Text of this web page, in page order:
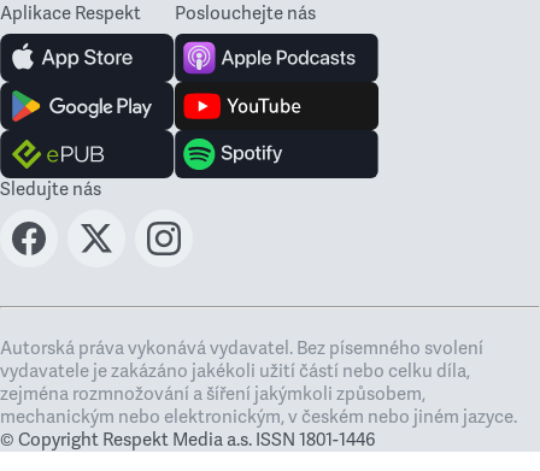
Aplikace Respekt Poslouchejte nás
Sledujte nás
Autorská práva vykonává vydavatel. Bez písemného svolení
vydavatele je zakázáno jakékoli užití částí nebo celku díla,
zejména rozmnožování a šíření jakýmkoli způsobem,
mechanickým nebo elektronickým, v českém nebo jiném jazyce.
© Copyright Respekt Media a.s. ISSN 1801-1446